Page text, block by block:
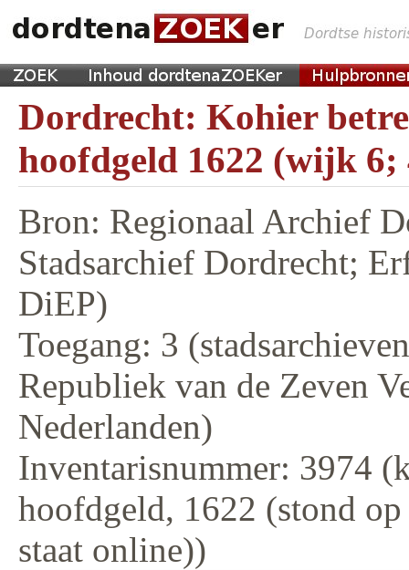
Dordrecht: Kohier
hoofdgeld 1622 (wijk 6;
Bron: Regionaal Archief
Stadsarchief Dordrecht;
DiEP)
Toegang: 3
Republiek van de Zeven
Nederlanden)
Inventarisnummer: 3974
hoofdgeld, 1622 (stond
staat online))